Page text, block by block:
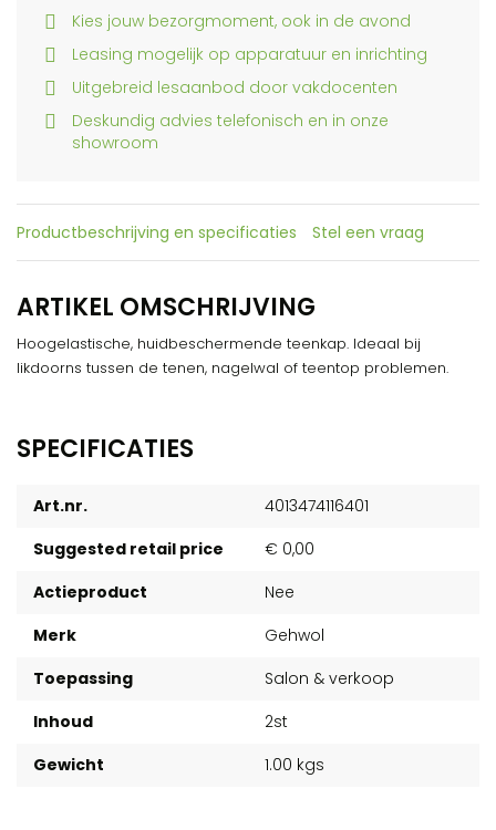
Kies jouw bezorgmoment, ook in de avond
Leasing mogelijk op apparatuur en inrichting
Uitgebreid lesaanbod door vakdocenten
Deskundig advies telefonisch en in onze
showroom
Productbeschrijving en specificaties Stel een vraag
ARTIKEL OMSCHRIJVING
Hoogelastische, huidbeschermende teenkap. Ideaal bij
likdoorns tussen de tenen, nagelwal of teentop problemen.
SPECIFICATIES
Art.nr.
4013474116401
Suggested retail price
€ 0,00
Actieproduct
Nee
Merk
Gehwol
Toepassing
Salon & verkoop
Inhoud
2st
Gewicht
1.00 kgs